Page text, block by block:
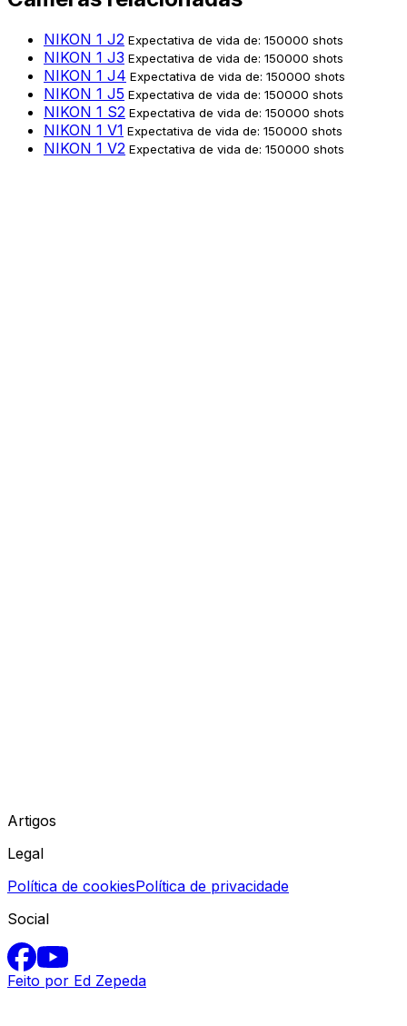
NIKON 1 J2 Expectativa de vida de: 150000 shots
NIKON 1 J3 Expectativa de vida de: 150000 shots
NIKON 1 J4 Expectativa de vida de: 150000 shots
NIKON 1 J5 Expectativa de vida de: 150000 shots
NIKON 1 S2 Expectativa de vida de: 150000 shots
NIKON 1 V1 Expectativa de vida de: 150000 shots
NIKON 1 V2 Expectativa de vida de: 150000 shots
Artigos
Legal
Política de cookiesPolítica de privacidade
Social
Feito por Ed Zepeda